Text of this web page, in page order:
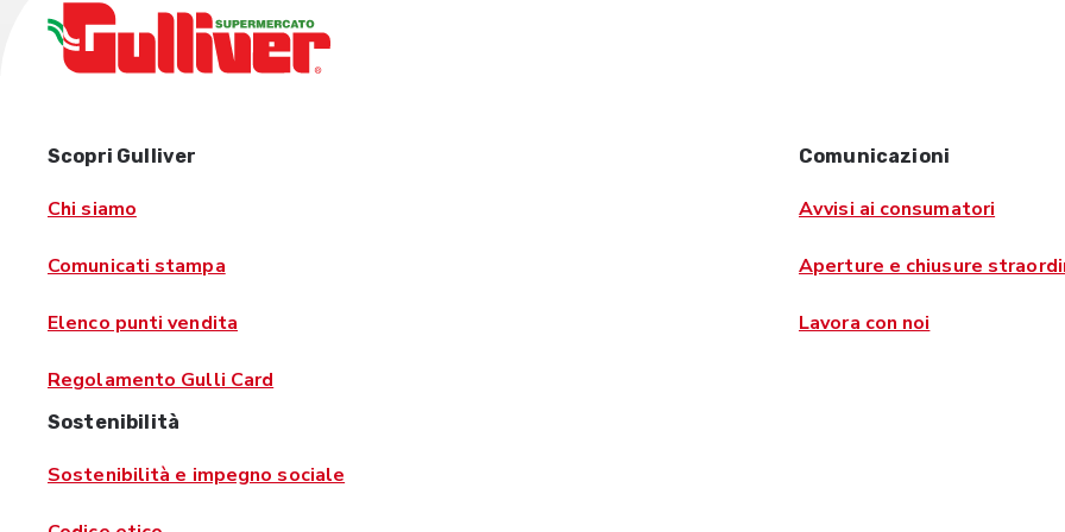
Scopri Gulliver
Chi siamo
Comunicati stampa
Elenco punti vendita
Regolamento Gulli Card
Comunicazioni
Avvisi ai consumatori
Aperture e chiusure
Lavora con noi
Sostenibilità
Sostenibilità e impegno sociale